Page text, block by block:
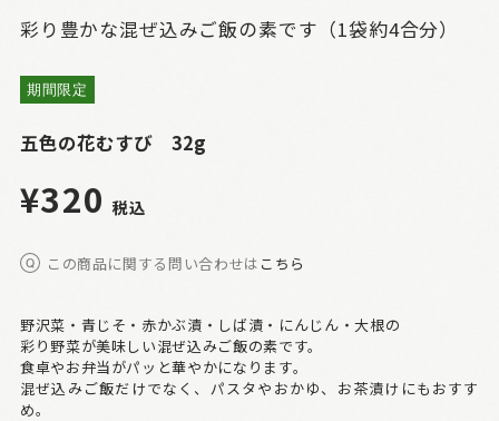
彩り豊かな混ぜ込みご飯の素です（1袋約4合分）
期間限定
五色の花むすび 32g
¥320 税込
この商品に関する問い合わせは こちら
野沢菜・青じそ・赤かぶ漬・しば漬・にんじん・大根の
彩り野菜が美味しい混ぜ込みご飯の素です。
食卓やお弁当がパッと華やかになります。
混ぜ込みご飯だけでなく、パスタやおかゆ、お茶漬けにもおすす
め。